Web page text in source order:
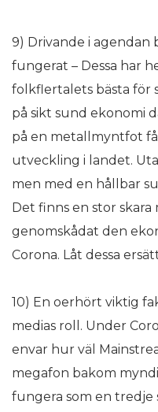
9) Drivande i agendan
fungerat – Dessa har
folkflertalets bästa för
på sikt sund ekonomi
på en metallmyntfot
utveckling i landet.
men med en hållbar
Det finns en stor
genomskådat den
Corona. Låt dessa
10) En oerhört viktig
medias roll. Under
envar hur väl
megafon bakom
fungera som en tredje